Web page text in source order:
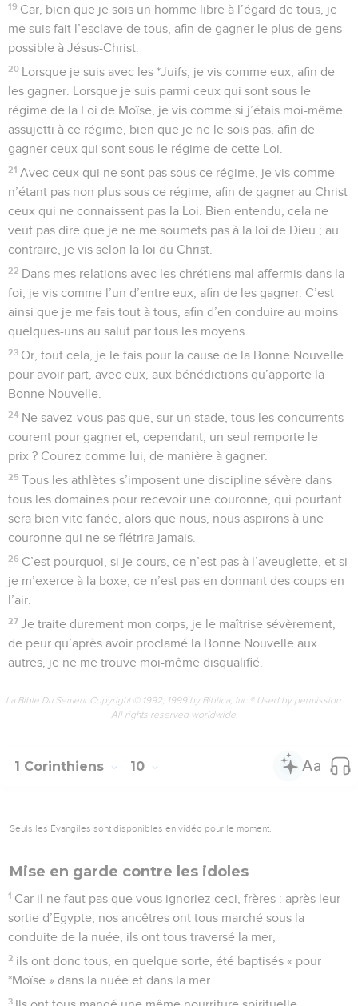
19 Car, bien que je sois un homme libre à l’égard de tous, je
me suis fait l’esclave de tous, afin de gagner le plus de gens
possible à Jésus-Christ.
20 Lorsque je suis avec les *Juifs, je vis comme eux, afin de
les gagner. Lorsque je suis parmi ceux qui sont sous le
régime de la Loi de Moïse, je vis comme si j’étais moi-même
assujetti à ce régime, bien que je ne le sois pas, afin de
gagner ceux qui sont sous le régime de cette Loi.
21 Avec ceux qui ne sont pas sous ce régime, je vis comme
n’étant pas non plus sous ce régime, afin de gagner au Christ
ceux qui ne connaissent pas la Loi. Bien entendu, cela ne
veut pas dire que je ne me soumets pas à la loi de Dieu ; au
contraire, je vis selon la loi du Christ.
22 Dans mes relations avec les chrétiens mal affermis dans la
foi, je vis comme l’un d’entre eux, afin de les gagner. C’est
ainsi que je me fais tout à tous, afin d’en conduire au moins
quelques-uns au salut par tous les moyens.
23 Or, tout cela, je le fais pour la cause de la Bonne Nouvelle
pour avoir part, avec eux, aux bénédictions qu’apporte la
Bonne Nouvelle.
24 Ne savez-vous pas que, sur un stade, tous les concurrents
courent pour gagner et, cependant, un seul remporte le
prix ? Courez comme lui, de manière à gagner.
25 Tous les athlètes s’imposent une discipline sévère dans
tous les domaines pour recevoir une couronne, qui pourtant
sera bien vite fanée, alors que nous, nous aspirons à une
couronne qui ne se flétrira jamais.
26 C’est pourquoi, si je cours, ce n’est pas à l’aveuglette, et si
je m’exerce à la boxe, ce n’est pas en donnant des coups en
l’air.
27 Je traite durement mon corps, je le maîtrise sévèrement,
de peur qu’après avoir proclamé la Bonne Nouvelle aux
autres, je ne me trouve moi-même disqualifié.
La Bible Du Semeur Copyright © 1992, 1999 by Biblica, Inc.® Used by permission.
All rights reserved worldwide.
1 Corinthiens 10
Seuls les Évangiles sont disponibles en vidéo pour le moment.
Mise en garde contre les idoles
1 Car il ne faut pas que vous ignoriez ceci, frères : après leur
sortie d’Egypte, nos ancêtres ont tous marché sous la
conduite de la nuée, ils ont tous traversé la mer,
2 ils ont donc tous, en quelque sorte, été baptisés « pour
*Moïse » dans la nuée et dans la mer.
3